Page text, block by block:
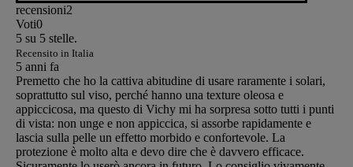
recensioni2
Voti0
5 su 5 stelle.
Recensito in Italia
5 anni fa
Premetto che ho la cattiva abitudine di usare raramente i solari,
soprattutto sul viso, perché hanno una texture oleosa e
appiccicosa, ma questo di Vichy mi ha sorpresa sotto tutti i punti
di vista: non unge e non appiccica, si assorbe rapidamente e
lascia sulla pelle un effetto morbido e confortevole. La
protezione è molto alta e devo dire che è davvero efficace.